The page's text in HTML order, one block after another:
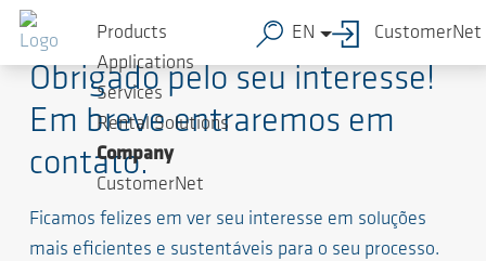
Obrigado pelo seu interesse!
Em breve entraremos em
contato.
Ficamos felizes em ver seu interesse em soluções
mais eficientes e sustentáveis para o seu processo.
Products
Applications
Services
Rental Solutions
Company
CustomerNet
EN CustomerNet